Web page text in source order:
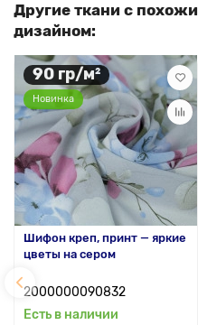
Другие ткани с
дизайном:
90 гр/м²
Новинка
Шифон креп, принт — яркие
цветы на сером
2000000090832
Есть в наличии